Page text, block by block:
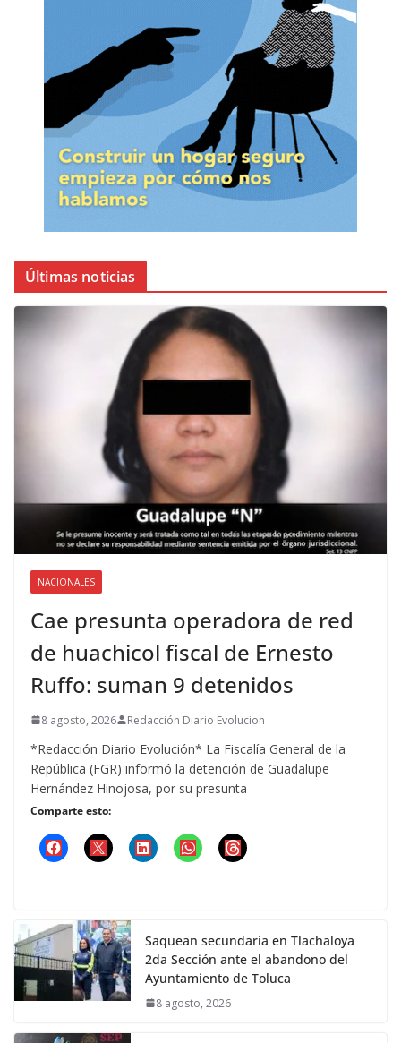
Últimas noticias
NACIONALES
Cae presunta operadora de red
de huachicol fiscal de Ernesto
Ruffo: suman 9 detenidos
8 agosto, 2026 Redacción Diario Evolucion
*Redacción Diario Evolución* La Fiscalía General de la
República (FGR) informó la detención de Guadalupe
Hernández Hinojosa, por su presunta
Comparte esto:
Saquean secundaria en Tlachaloya
2da Sección ante el abandono del
Ayuntamiento de Toluca
8 agosto, 2026